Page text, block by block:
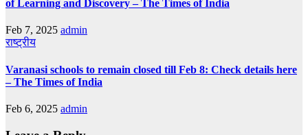
of Learning and Discovery – The Times of India
Feb 7, 2025 admin
राष्ट्रीय
Varanasi schools to remain closed till Feb 8: Check details here
– The Times of India
Feb 6, 2025 admin